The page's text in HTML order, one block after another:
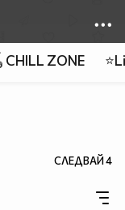
ZONE
СЛЕДВАЙ4